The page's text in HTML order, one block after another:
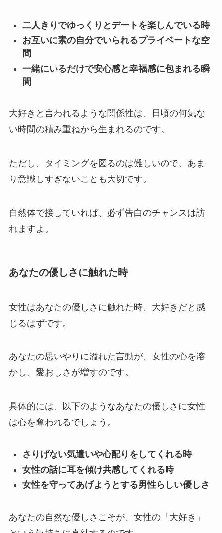
二人きりでゆっくりとデートを楽しんでいる時
お互いに素の自分でいられるプライベートな空
間
一緒にいるだけで安心感と幸福感に包まれる瞬
間
大好きと言われるような関係性は、日頃の何気な
い時間の積み重ねから生まれるのです。
ただし、タイミングを図るのは難しいので、あま
り意識しすぎないことも大切です。
自然体で接していれば、必ず告白のチャンスは訪
れますよ。
あなたの優しさに触れた時
女性はあなたの優しさに触れた時、大好きだと感
じるはずです。
あなたの思いやりに溢れた言動が、女性の心を溶
かし、愛おしさが増すのです。
具体的には、以下のようなあなたの優しさに女性
は心を奪われるでしょう。
さりげない気遣いや心配りをしてくれる時
女性の話に耳を傾け共感してくれる時
女性を守ってあげようとする男性らしい優しさ
あなたの自然な優しさこそが、女性の「大好き」